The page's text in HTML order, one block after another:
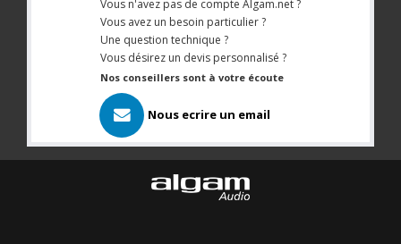
Vous n'avez pas de compte Algam.net ?
Vous avez un besoin particulier ?
Une question technique ?
Vous désirez un devis personnalisé ?
Nos conseillers sont à votre écoute
Nous ecrire un email